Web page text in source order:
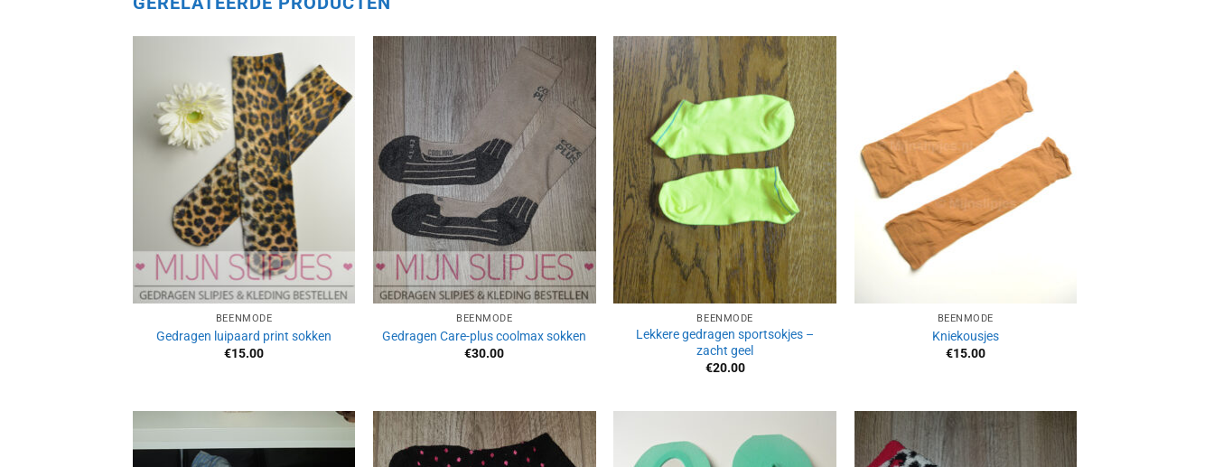
Aan
verlanglijst
toevoegen
BEENMODE
Gedragen luipaard print sokken
€15.00
Aan
verlanglijst
toevoegen
BEENMODE
Gedragen Care-plus coolmax sokken
€30.00
Aan
verlanglijst
toevoegen
BEENMODE
Lekkere gedragen sportsokjes –
zacht geel
€20.00
Aan
verlanglijst
toevoegen
BEENMODE
Kniekousjes
€15.00